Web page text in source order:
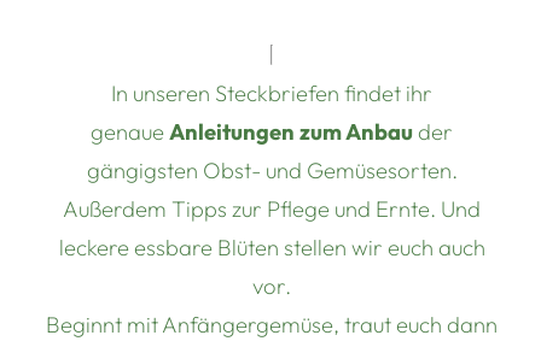
In unseren Steckbriefen findet ihr
genaueAnleitungen zum Anbau der
gängigsten Obst- und Gemüsesorten.
Außerdem Tipps zur Pflege und Ernte. Und
leckere essbare Blüten stellen wir euch auch
vor.
Beginnt mit Anfängergemüse, traut euch dann